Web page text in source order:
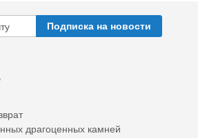
Подписка на новости
драгоценных камней